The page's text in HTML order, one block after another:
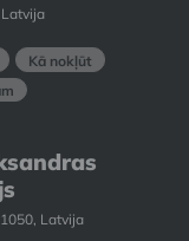
Latvija
Kā nokļūt
Latvija